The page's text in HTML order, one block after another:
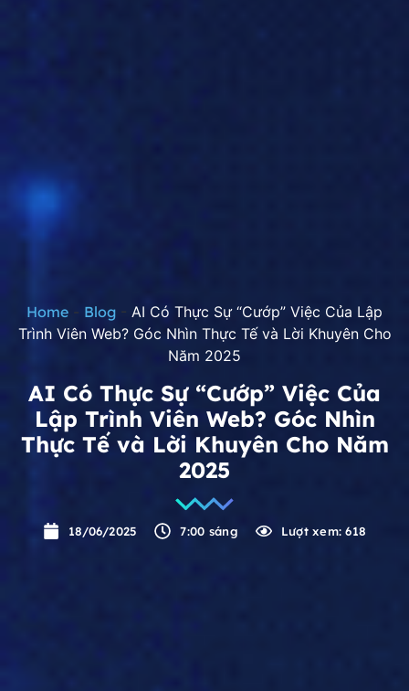
Home Blog - AI Có Thực Sự “Cướp” Việc Của Lập
Trình Viên Web? Góc Nhìn Thực Tế và Lời Khuyên Cho
Năm 2025
AI Có Thực Sự “Cướp” Việc Của
Lập Trình Viên Web? Góc Nhìn
Thực Tế và Lời Khuyên Cho Năm
2025
18/06/2025 7:00 sáng Lượt xem: 618